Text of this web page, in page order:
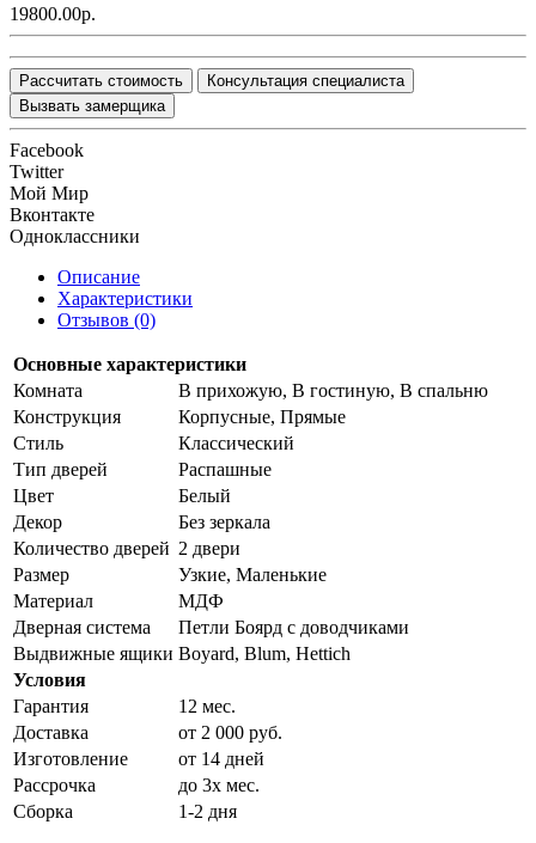
19800.00р.
Рассчитать стоимость
Консультация специалиста
Вызвать замерщика
Facebook
Twitter
Мой Мир
Вконтакте
Одноклассники
Описание
Характеристики
Отзывов (0)
Основные характеристики
Комната
В прихожую, В гостиную, В спальню
Конструкция
Корпусные, Прямые
Стиль
Классический
Тип дверей
Распашные
Цвет
Белый
Декор
Без зеркала
Количество дверей 2 двери
Размер
Узкие, Маленькие
Материал
МДФ
Дверная система
Петли Боярд с доводчиками
Выдвижные ящики Boyard, Blum, Hettich
Условия
Гарантия
12 мес.
Доставка
от 2 000 руб.
Изготовление
от 14 дней
Рассрочка
до 3х мес.
Сборка
1-2 дня